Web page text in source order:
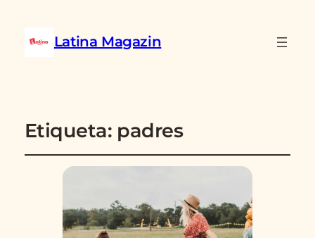
Latina Magazin
Etiqueta: padres